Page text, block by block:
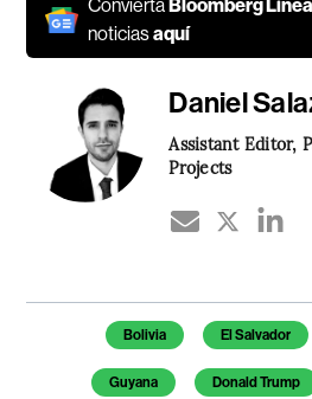
ConviertaBloomberg Línea
noticiasaquí
Daniel
Assistant Editor,
Projects
Temas de este artículo
Bolivia El Salvador
Guyana Donald Trump